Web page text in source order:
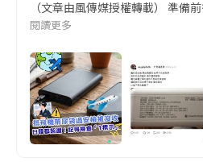
（文章由風傳媒授權轉載） 準
閱讀更多